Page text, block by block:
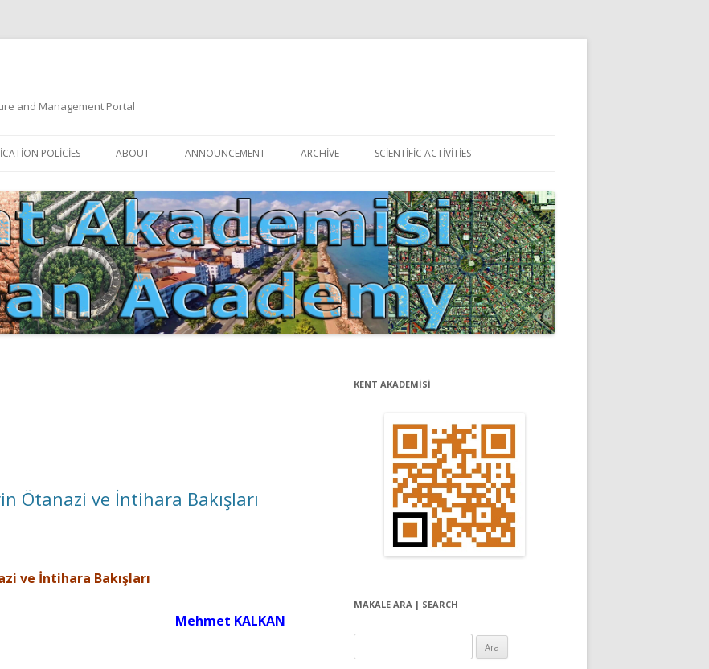
and Management Portal
atla
POLICIES
KURALLARI
REHBERI | PROCESS GUIDE
İLKELER | ETHICAL RULES
ABOUT
EDITORIAL BOARD
ETIK KURUL | ETHICAL BOARDS
İNDEKSLER
JOURNAL HISTORY | DERGI
TARIHÇESI
E-POSTA OKUMA | USER MAIL
PUBLICATION GROUP
ADVERTISEMENT FEE
ANNOUNCEMENT ARCHIVE SCIENTIFIC ACTIVITIES
Ötanazi ve İntihara Bakışları
ve İntihara Bakışları
Mehmet KALKAN
KENT AKADEMİSİ
MAKALE ARA | SEARCH